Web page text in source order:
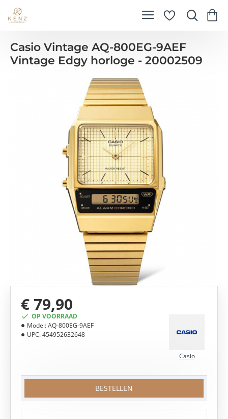
Casio Vintage AQ-800EG-9AEF
Vintage Edgy horloge - 20002509
OP VOORRAAD
Model:AQ-800EG-9AEF
UPC:454952632648
Casio
€ 79,90
BESTELLEN